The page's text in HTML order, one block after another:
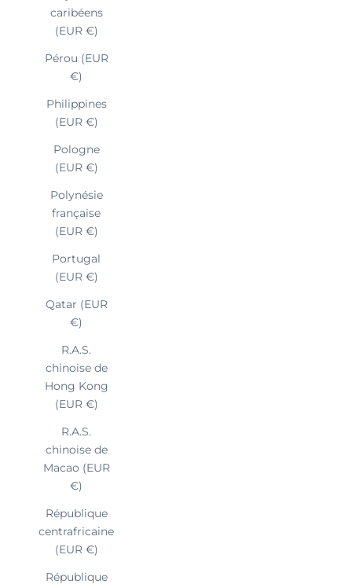
caribéens
(EUR €)
Pérou (EUR
€)
Philippines
(EUR €)
Pologne
(EUR €)
Polynésie
française
(EUR €)
Portugal
(EUR €)
Qatar (EUR
€)
R.A.S.
chinoise de
Hong Kong
(EUR €)
R.A.S.
chinoise de
Macao (EUR
€)
République
centrafricaine
(EUR €)
République